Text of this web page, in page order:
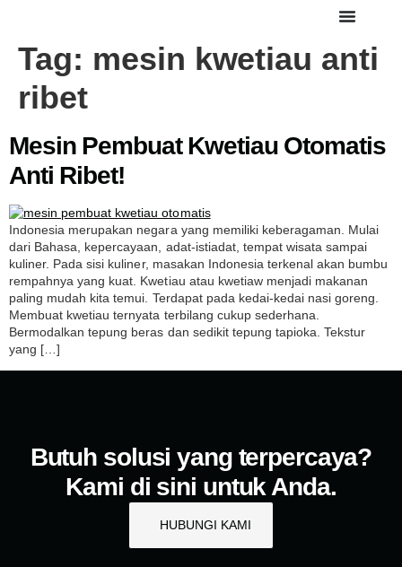
Tag: mesin kwetiau anti
ribet
Mesin Pembuat Kwetiau Otomatis
Anti Ribet!
Indonesia merupakan negara yang memiliki keberagaman. Mulai
dari Bahasa, kepercayaan, adat-istiadat, tempat wisata sampai
kuliner. Pada sisi kuliner, masakan Indonesia terkenal akan bumbu
rempahnya yang kuat. Kwetiau atau kwetiaw menjadi makanan
paling mudah kita temui. Terdapat pada kedai-kedai nasi goreng.
Membuat kwetiau ternyata terbilang cukup sederhana.
Bermodalkan tepung beras dan sedikit tepung tapioka. Tekstur
yang […]
Butuh solusi yang terpercaya?
Kami di sini untuk Anda.
HUBUNGI KAMI